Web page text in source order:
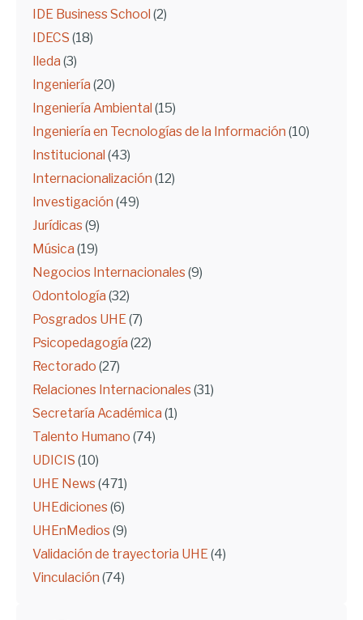
IDE Business School (2)
IDECS (18)
Ileda (3)
Ingeniería (20)
Ingeniería Ambiental (15)
Ingeniería en Tecnologías de la Información (10)
Institucional (43)
Internacionalización (12)
Investigación (49)
Jurídicas (9)
Música (19)
Negocios Internacionales (9)
Odontología (32)
Posgrados UHE(7)
Psicopedagogía (22)
Rectorado (27)
Relaciones Internacionales (31)
Secretaría Académica (1)
Talento Humano (74)
UDICIS (10)
UHE News (471)
UHEdiciones (6)
UHEnMedios (9)
Validación de trayectoria UHE(4)
Vinculación (74)